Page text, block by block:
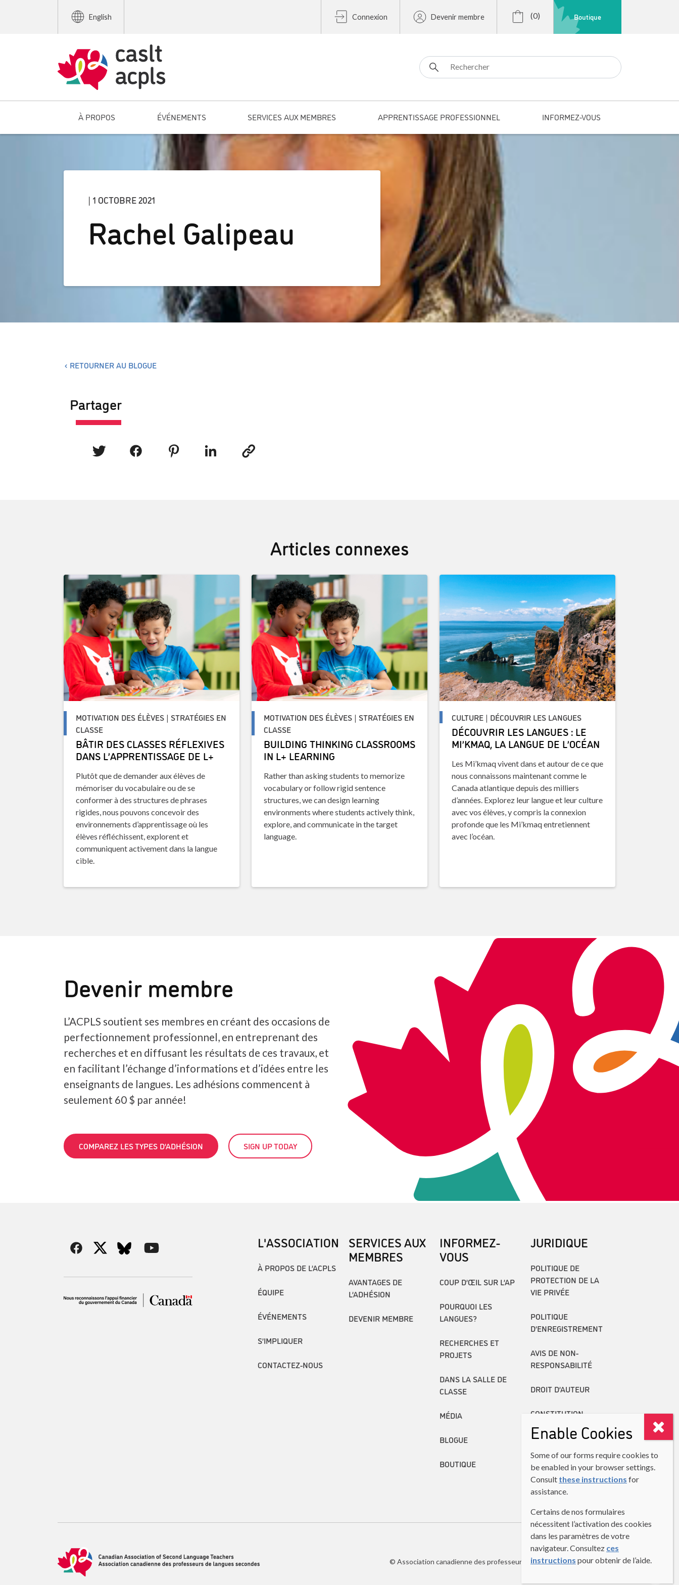
English Connexion Devenir membre (0) Boutique
Search for:
À PROPOS ÉVÉNEMENTS SERVICES AUX MEMBRES APPRENTISSAGE PROFESSIONNEL INFORMEZ-VOUS
| 1 OCTOBRE 2021
Rachel Galipeau
RETOURNER AU BLOGUE
Partager
Articles connexes
MOTIVATION DES ÉLÈVES | STRATÉGIES EN
CLASSE
BÂTIR DES CLASSES RÉFLEXIVES
DANS L’APPRENTISSAGE DE L+
Plutôt que de demander aux élèves de
mémoriser du vocabulaire ou de se
conformer à des structures de phrases
rigides, nous pouvons concevoir des
environnements d’apprentissage où les
élèves réfléchissent, explorent et
communiquent activement dans la langue
cible.
MOTIVATION DES ÉLÈVES | STRATÉGIES EN
CLASSE
BUILDING THINKING CLASSROOMS
IN L+ LEARNING
Rather than asking students to memorize
vocabulary or follow rigid sentence
structures, we can design learning
environments where students actively think,
explore, and communicate in the target
language.
CULTURE | DÉCOUVRIR LES LANGUES
DÉCOUVRIR LES LANGUES : LE
MI’KMAQ, LA LANGUE DE L’OCÉAN
Les Mi’kmaq vivent dans et autour de ce que
nous connaissons maintenant comme le
Canada atlantique depuis des milliers
d’années. Explorez leur langue et leur culture
avec vos élèves, y compris la connexion
profonde que les Mi’kmaq entretiennent
avec l’océan.
Devenir membre
L’ACPLS soutient ses membres en créant des occasions de
perfectionnement professionnel, en entreprenant des
recherches et en diffusant les résultats de ces travaux, et
en facilitant l’échange d’informations et d’idées entre les
enseignants de langues. Les adhésions commencent à
seulement 60 $ par année!
COMPAREZ LES TYPES D’ADHÉSION SIGN UP TODAY
L'ASSOCIATION
À PROPOS DE L’ACPLS
ÉQUIPE
ÉVÉNEMENTS
S’IMPLIQUER
CONTACTEZ-NOUS
SERVICES AUX
MEMBRES
AVANTAGES DE
L’ADHÉSION
DEVENIR MEMBRE
INFORMEZ-
VOUS
COUP D’ŒIL SUR L’AP
POURQUOI LES
LANGUES?
RECHERCHES ET
PROJETS
DANS LA SALLE DE
CLASSE
MÉDIA
BLOGUE
BOUTIQUE
JURIDIQUE
POLITIQUE DE
PROTECTION DE LA
VIE PRIVÉE
POLITIQUE
D’ENREGISTREMENT
AVIS DE NON-
RESPONSABILITÉ
DROIT D’AUTEUR
CONSTITUTION
RAPPORTS ANNUELS
© Association canadienne des professeurs de langues secondes (ACPLS)
Enable Cookies
Some of our forms require cookies to
be enabled in your browser settings.
Consult these instructions for
assistance.
Certains de nos formulaires
nécessitent l’activation des cookies
dans les paramètres de votre
navigateur. Consultez ces
instructions pour obtenir de l’aide.